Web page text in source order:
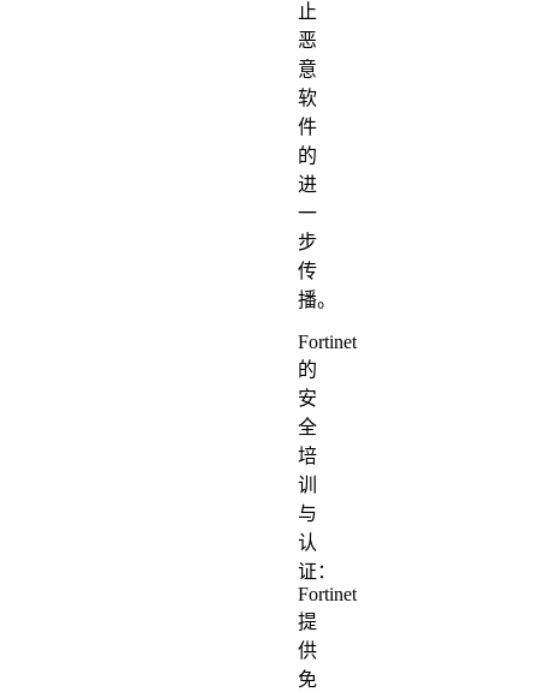
止
恶
意
软
件
的
进
一
步
传
播。
Fortinet
的
安
全
培
训
与
认
证：
Fortinet
提
供
免